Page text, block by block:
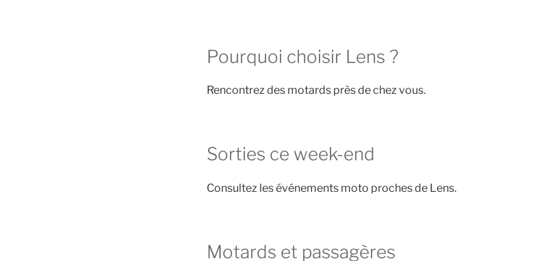
Pourquoi choisir Lens ?
Rencontrez des motards près de chez vous.
Sorties ce week-end
Consultez les événements moto proches de Lens.
Motards et passagères